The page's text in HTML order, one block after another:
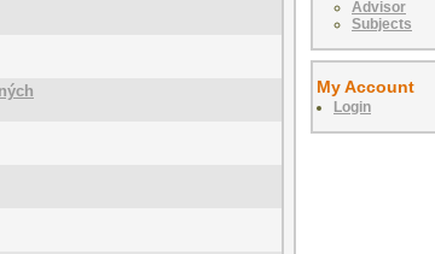
Advisor
Subjects
My Account
Login